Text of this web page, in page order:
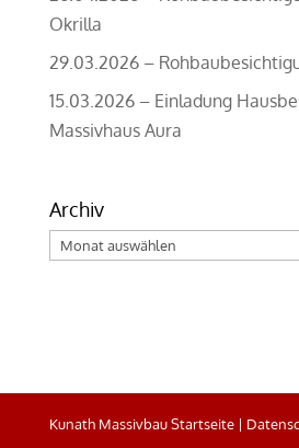
Okrilla
29.03.2026 –
15.03.2026 – Einladung
Massivhaus Aura
Archiv
Archiv
Kunath Massivbau Startseite|